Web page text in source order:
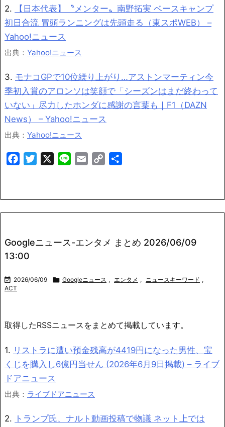
2.
【日本代表】〝メンター〟南野拓実 ベースキャンプ
初日合流 冒頭ランニングは先頭走る（東スポWEB） –
Yahoo!ニュース
出典： Yahoo!ニュース
3. モナコGPで10位繰り上がり…アストンマーティン今
季初入賞のアロンソは笑顔で「シーズンはまだ終わって
いない」尽力したホンダに感謝の言葉も｜F1（DAZN
News） – Yahoo!ニュース
出典： Yahoo!ニュース
FacebookTwitter Line Email
Copy
Googleニュース-エンタメ まとめ 2026/06/09
13:00
 2026/06/09  Googleニュース , エンタメ , ニュースキーワード ,
ACT
取得したRSSニュースをまとめて掲載しています。
1. リストラに遭い預金残高が4419円になった男性、宝
くじを購入し6億円当せん (2026年6月9日掲載) – ライブ
ドアニュース
出典： ライブドアニュース
2. トランプ氏、ナルト動画投稿で物議 ネット上では